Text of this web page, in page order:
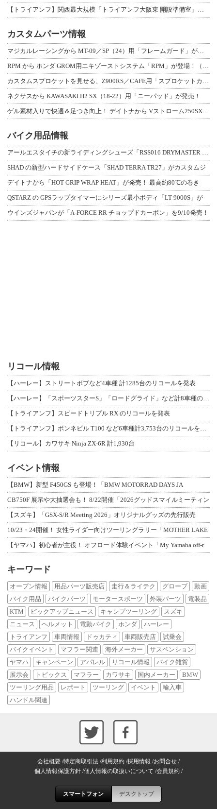
カスタムパーツ情報
ネクサスから KAWASAKI H2 SX（18-22）用「ニーパッド」が発売！
バイク用品情報
SHAD の新型ハードサイドケース「SHAD TERRA TR27」がカスタムジ
デイトナから「HOT GRIP WRAP HEAT」が発売！ 最高約80℃の巻き
QSTARZ の GPSラップタイマーにシリーズ最小ボディ「LT-9000S」が
ウインズジャパンが「A-FORCE RR チョップドカーボン」を9/10発売！
リコール情報
【ハーレー】ストリートボブなど4車種 計1285台のリコールを発表
【トライアンフ】スピードトリプル RX のリコールを発表
【リコール】カワサキ Ninja ZX-6R 計1,930台
イベント情報
【BMW】新型 F450GS も登場！「BMW MOTORRAD DAYS JA
CB750F 展示や大抽選会も！ 8/22開催「2026グッドスマイルミーティン
【スズキ】「GSX-S/R Meeting 2026」オリジナルグッズの先行販売
10/23・24開催！ 女性ライダー向けツーリングラリー「MOTHER LAKE
【ヤマハ】初心者が主役！ オフロード体験イベント「My Yamaha off-r
キーワード
オープン情報 用品パーツ販売店 走行＆ライテク グローブ
動画
バイク用品
バイクパーツ モータースポーツ 外装パーツ
電装品
KTM
ピックアップニュース キャンプツーリング
スズキ
ニュース
ヘルメット 電動バイク ホンダ
ハーレー
トライアンフ
車両情報 ドゥカティ 車両販売店
試乗会
バイクイベント
マフラー関連 海外メーカー
サスペンション
ヤマハ
キャンペーン アパレル リコール情報
バイク雑貨
展示会
トピックス マフラー カワサキ 国内メーカー
BMW
ツーリング用品
レポート ツーリング イベント
輸入車
ハンドル関連
会社概要 特定商取引法 利用規約 採用情報 お問合せ
個人情報保護方針 個人情報の取扱いについて 会員規約
スマートフォン デスクトップ